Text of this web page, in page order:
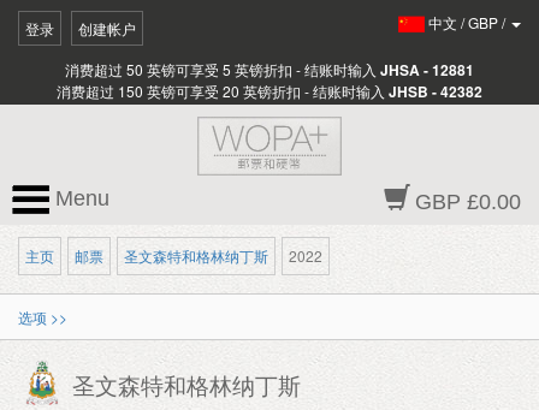
登录 创建帐户 中文 /GBP/
消费超过 50 英镑可享受 5 英镑折扣 - 结账时输入 JHSA - 12881
消费超过 150 英镑可享受 20 英镑折扣 - 结账时输入 JHSB - 42382
GBP £0.00
Menu
主页 邮票 圣文森特和格林纳丁斯 2022
选项 >>
圣文森特和格林纳丁斯